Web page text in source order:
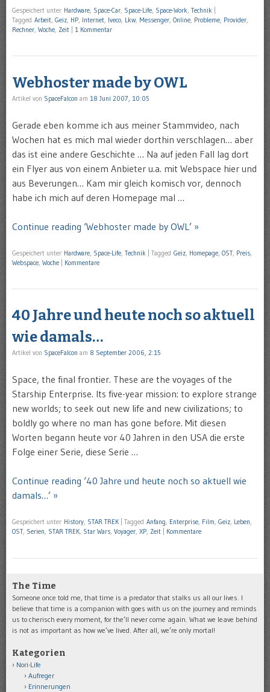
Gespeichert unter Hardware Space-Car Space-Life Space-Work Technik
Tagged Arbeit Geiz HP Internet Iveco Lkw, Messenger Online Probleme Provider
Rechner Woche Zeit 1 Kommentar
Webhoster made by OWL
Artikel von SpaceFalcon am 18 Juni 2007, 10:05
Gerade eben komme ich aus meiner Stammvideo, nach
Wochen hat es mich mal wieder dorthin verschlagen… aber
das ist eine andere Geschichte … Na auf jeden Fall lag dort
ein Flyer aus von einem Anbieter u.a. mit Webspace hier und
aus Beverungen… Kam mir gleich komisch vor, dennoch
habe ich mich auf deren Homepage mal …
Continue reading ‘Webhoster made by OWL’ »
Gespeichert unter Hardware Space-Life Technik Tagged Geiz Homepage OST Preis
Webspace Woche Kommentare
40 Jahre und heute noch so aktuell
wie damals…
Artikel von SpaceFalcon am 8 September 2006, 2:15
Space, the final frontier. These are the voyages of the
Starship Enterprise. Its five-year mission: to explore strange
new worlds; to seek out new life and new civilizations; to
boldly go where no man has gone before. Mit diesen
Worten begann heute vor 40 Jahren in den USA die erste
Folge einer Serie, diese Serie …
Continue reading ‘40 Jahre und heute noch so aktuell wie
damals…’ »
Gespeichert unter History, STAR TREK Tagged Anfang, Enterprise, Film, Geiz, Leben,
OST, Serien, STAR TREK, Star Wars, Voyager, XP, Zeit Kommentare
The Time
Someone once told me, that time is a predator that stalks us all our lives. I
believe that time is a companion with goes with us on the journey and reminds
us to cherisch every moment, for the’ll never come again. What we leave behind
is not as important as how we’ve lived. After all, we’re only mortal!
Kategorien
Nori-Life
Aufreger
Erinnerungen